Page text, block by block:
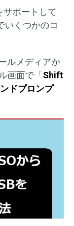
サポートして
いくつかのコ
ルメディアか
画面で「 Shift
ドプロンプ